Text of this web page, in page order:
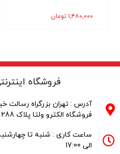
۱,۴۸۰,۰۰۰ تومان
فروشگاه
آدرس : تهران بزرگراه رسالت
فروشگاه الکترو ولتا پلاک 288
الی 17:00